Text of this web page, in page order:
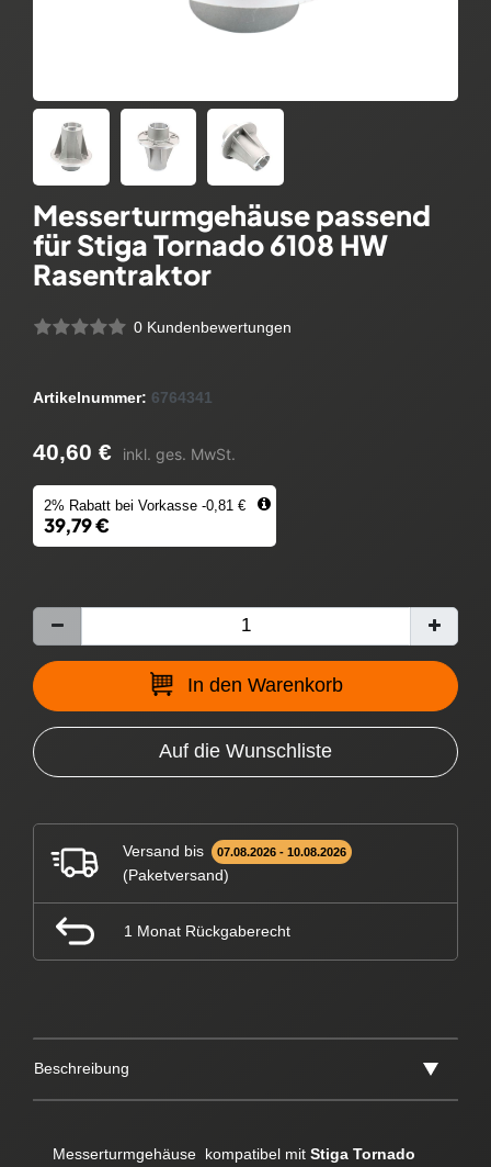
Messerturmgehäuse passend
für Stiga Tornado 6108 HW
Rasentraktor
0 Kundenbewertungen
Artikelnummer: 6764341
40,60 € inkl. ges. MwSt.
2% Rabatt bei Vorkasse -0,81 €
39,79 €
In den Warenkorb
Auf die Wunschliste
Versand bis 07.08.2026 - 10.08.2026
(Paketversand)
1 Monat Rückgaberecht
Beschreibung
Messerturmgehäuse kompatibel mit Stiga Tornado